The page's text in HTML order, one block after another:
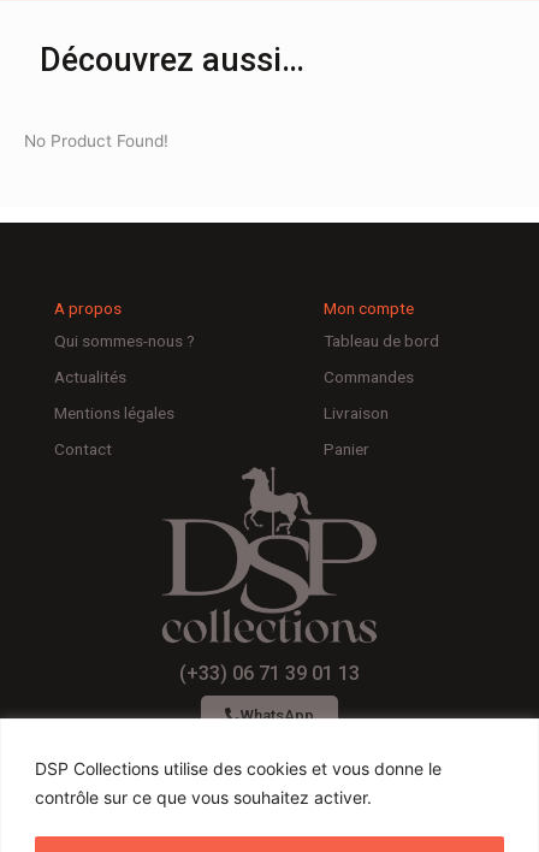
DSP Collections utilise des cookies et vous donne le
contrôle sur ce que vous souhaitez activer.
Découvrez aussi…
No Product Found!
A propos
Qui sommes-nous ?
Actualités
Mentions légales
Contact
Mon compte
Tableau de bord
Commandes
Livraison
Panier
(+33) 06 71 39 01 13
WhatsApp